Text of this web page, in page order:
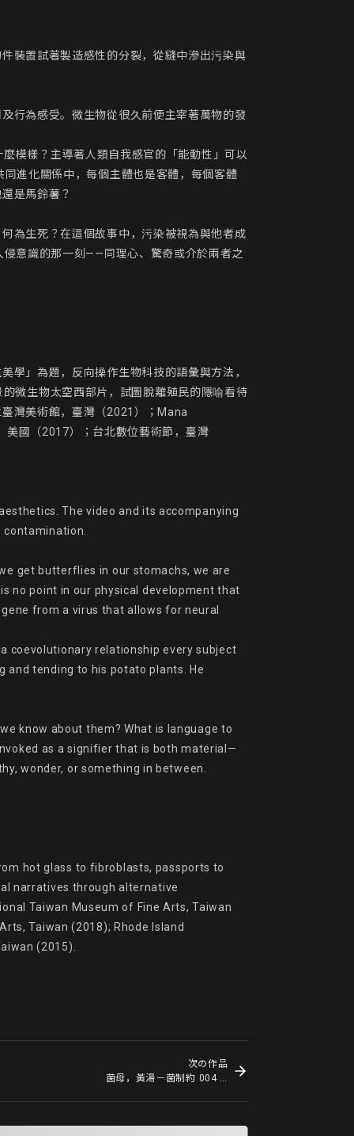
裝置試著製造感性的分裂，從縫中滲出污染與
行為感受。微生物從很久前便主宰著萬物的發
模樣？主導著人類自我感官的「能動性」可以
進化關係中，每個主體也是客體，每個客體
是馬鈴薯？
為生死？在這個故事中，污染被視為與他者成
意識的那一刻——同理心、驚奇或介於兩者之
學」為題，反向操作生物科技的語彙與方法，
微生物太空西部片，試圖脫離殖民的隱喻看待
灣美術館，臺灣（2021）；Mana
國（2017）；台北數位藝術節，臺灣
The video and its accompanying
get butterflies in our stomachs, we are
no point in our physical development that
from a virus that allows for neural
coevolutionary relationship every subject
and tending to his potato plants. He
know about them? What is language to
as a signifier that is both material—
wonder, or something in between.
hot glass to fibroblasts, passports to
narratives through alternative
Taiwan Museum of Fine Arts, Taiwan
Taiwan (2018); Rhode Island
(2015).
次の作品
菌母，黃湯－菌制約 004 Scoby skin, yellow soup – Containmination 004